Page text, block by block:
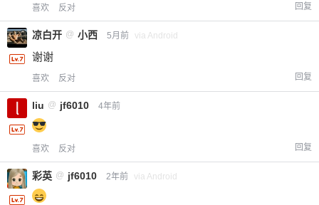
喜欢 反对 回复
凉白开 @ 小西 5月前 via Android
谢谢
喜欢 反对 回复
liu @ jf6010 4年前
喜欢 反对 回复
彩英 @ jf6010 2年前 via Android